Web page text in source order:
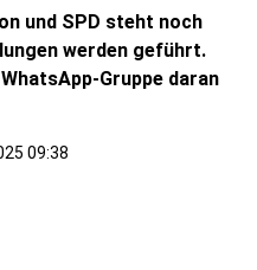
und SPD steht noch
werden geführt.
Gruppe daran
09:38